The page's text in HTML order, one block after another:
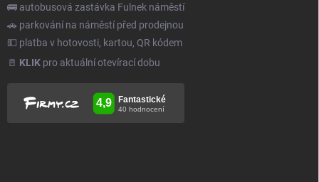
🚌 autobusová zastávka Fulnek náměstí
🚗 parkování na náměstí před prodejnou
💵 platba v hotovosti, kartou, QR kódem
🚪 KLIK pro aktuální otevírací dobu